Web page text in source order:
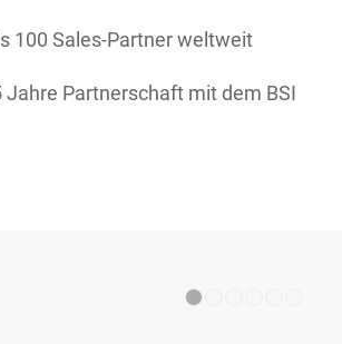
100 Sales-Partner weltweit
Jahre Partnerschaft mit dem BSI